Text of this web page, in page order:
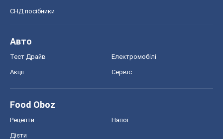
СНД посібники
Авто
Тест Драйв Електромобілі
Акції Сервіс
Food Oboz
Рецепти Напої
Дієти